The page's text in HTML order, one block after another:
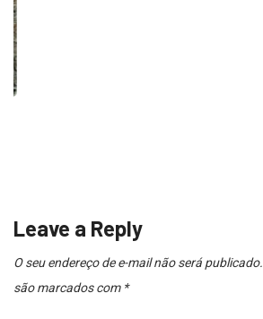
Leave a Reply
O seu endereço de e-mail não será publicado.
são marcados com *